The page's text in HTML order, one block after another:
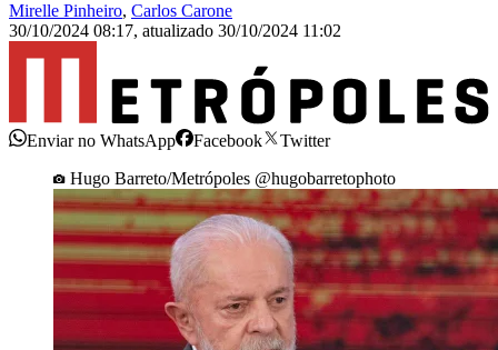
Mirelle Pinheiro, Carlos Carone
30/10/2024 08:17, atualizado 30/10/2024 11:02
Enviar no WhatsApp Facebook
Twitter
Hugo Barreto/Metrópoles @hugobarretophoto